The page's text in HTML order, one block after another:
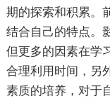
期的探索和积累。
结合自己的特点。
但更多的因素在学
合理利用时间，另
素质的培养，对于